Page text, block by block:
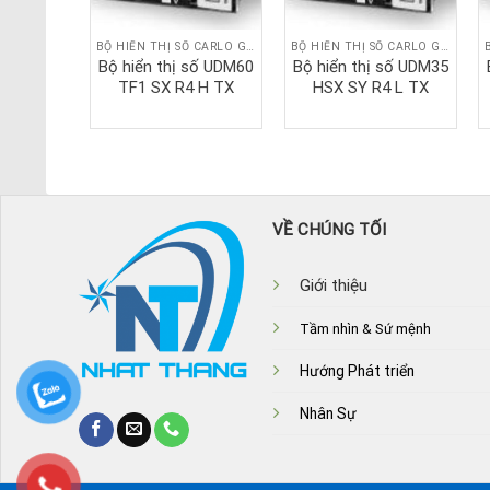
BỘ HIỂN THỊ SỐ CARLO GAVAZZI
Bộ hiển thị số UDM60
TF1 SX R4 H TX
BỘ HIỂN THỊ SỐ CARLO GAVAZZI
Bộ hiển thị số UDM35
HSX SY R4 L TX
VỀ CHÚNG TỐI
Giới thiệu
Tầm nhìn & Sứ mệnh
Hướng Phát triển
Nhân Sự